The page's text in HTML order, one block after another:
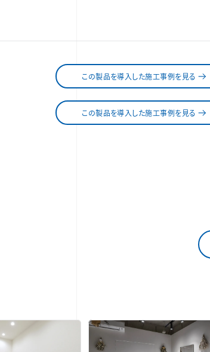
この製品を導入した施工事例を見る
この製品を導入した施工事例を見る